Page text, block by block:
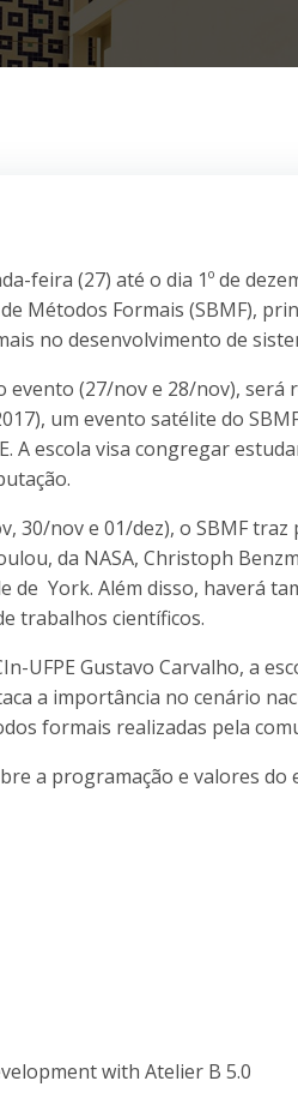
feira (27) até o dia 1º de
Métodos Formais (SBMF),
no desenvolvimento de
(27/nov e 28/nov), será
um evento satélite do
A escola visa congregar
30/nov e 01/dez), o SBMF
da NASA, Christoph
de York. Além disso, haverá
trabalhos científicos.
UFPE Gustavo Carvalho, a
a importância no cenário
formais realizadas pela
a programação e valores do
with Atelier B 5.0